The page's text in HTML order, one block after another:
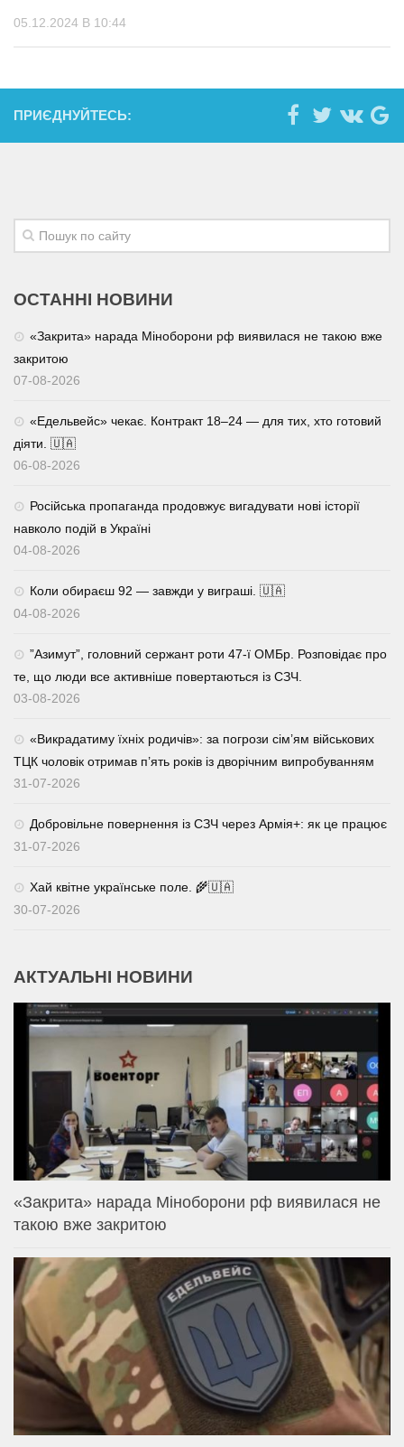
05.12.2024 В 10:44
ПРИЄДНУЙТЕСЬ:
ОСТАННІ НОВИНИ
«Закрита» нарада Міноборони рф виявилася не такою вже
закритою
07-08-2026
«Едельвейс» чекає. Контракт 18–24 — для тих, хто готовий
діяти. 🇺🇦
06-08-2026
Російська пропаганда продовжує вигадувати нові історії
навколо подій в Україні
04-08-2026
Коли обираєш 92 — завжди у виграші. 🇺🇦
04-08-2026
⁨”Азимут”, головний сержант роти 47-ї ОМБр. Розповідає про
те, що люди все активніше повертаються із СЗЧ.
03-08-2026
«Викрадатиму їхніх родичів»: за погрози сім’ям військових
ТЦК чоловік отримав п’ять років із дворічним випробуванням
31-07-2026
Добровільне повернення із СЗЧ через Армія+: як це працює
31-07-2026
Хай квітне українське поле. 🌾🇺🇦
30-07-2026
АКТУАЛЬНІ НОВИНИ
«Закрита» нарада Міноборони рф виявилася не
такою вже закритою